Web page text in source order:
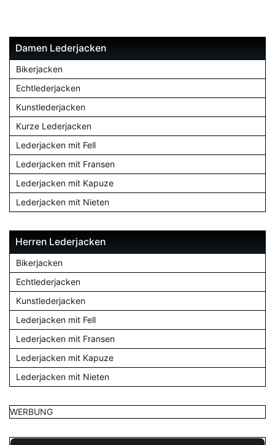
Damen Lederjacken
Bikerjacken
Echtlederjacken
Kunstlederjacken
Kurze Lederjacken
Lederjacken mit Fell
Lederjacken mit Fransen
Lederjacken mit Kapuze
Lederjacken mit Nieten
Herren Lederjacken
Bikerjacken
Echtlederjacken
Kunstlederjacken
Lederjacken mit Fell
Lederjacken mit Fransen
Lederjacken mit Kapuze
Lederjacken mit Nieten
WERBUNG